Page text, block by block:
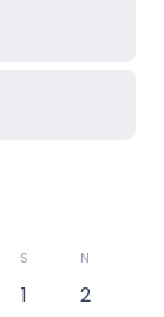
S N
1
2